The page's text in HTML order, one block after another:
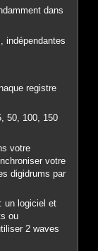
dans
indépendantes
registre
50, 100, 150
votre
votre
digidrums par
un logiciel et
ou
2 waves